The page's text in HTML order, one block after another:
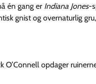
én gang er Indiana Jones-
gnist og overnaturlig
O’Connell opdager